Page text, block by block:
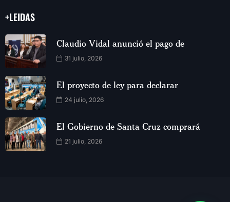
+LEIDAS
Claudio Vidal anunció el pago de
31 julio, 2026
El proyecto de ley para declarar
24 julio, 2026
El Gobierno de Santa Cruz comprará
21 julio, 2026